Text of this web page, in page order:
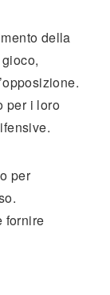
della
per i loro
per
fornire